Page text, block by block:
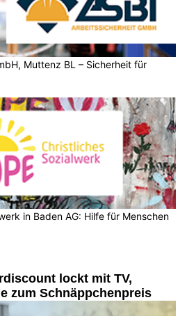
Muttenz BL – Sicherheit für
in Baden AG: Hilfe für Menschen
lockt mit TV,
zum Schnäppchenpreis